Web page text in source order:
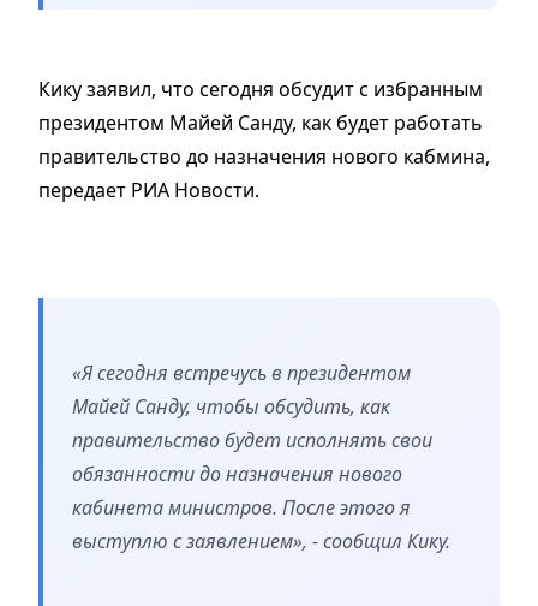
Кику заявил, что сегодня обсудит с избранным
президентом Майей Санду, как будет работать
правительство до назначения нового кабмина,
передает РИА Новости.
«Я сегодня встречусь в президентом
Майей Санду, чтобы обсудить, как
правительство будет исполнять свои
обязанности до назначения нового
кабинета министров. После этого я
выступлю с заявлением», - сообщил Кику.